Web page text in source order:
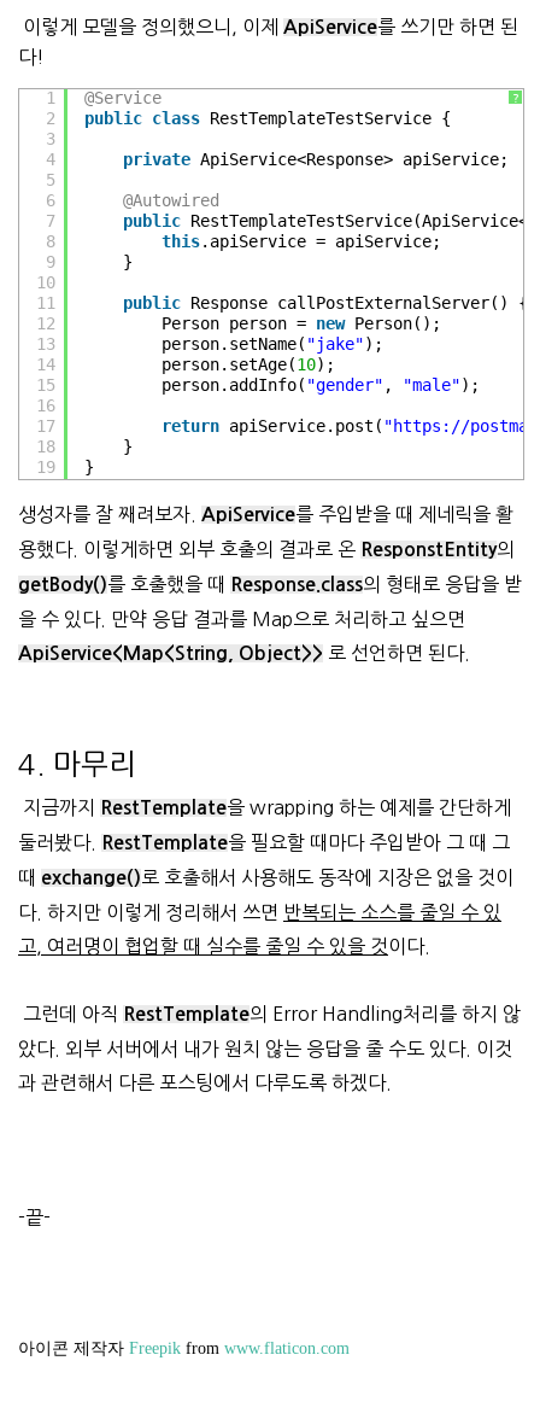
이렇게 모델을 정의했으니, 이제 ApiService를 쓰기만 하면 된
다!
?
1
2
3
4
5
6
7
8
9
10
11
12
13
14
15
16
17
18
19
@Service
public class RestTemplateTestService {
private ApiService<Response> apiService;
@Autowired
public
this.apiService = apiService;
}
public Response callPostExternalServer() {
Person person = new Person();
person.setName( "jake");
person.setAge(10);
person.addInfo( "gender" , "male");
return apiService.post( "https://
}
}
생성자를 잘 째려보자. ApiService를 주입받을 때 제네릭을 활
용했다. 이렇게하면 외부 호출의 결과로 온 ResponstEntity의
getBody()를 호출했을 때 Response.class의 형태로 응답을 받
을 수 있다. 만약 응답 결과를 Map으로 처리하고 싶으면
ApiService<Map<String, Object>> 로 선언하면 된다.
4. 마무리
지금까지 RestTemplate을 wrapping 하는 예제를 간단하게
둘러봤다.
RestTemplate을 필요할 때마다 주입받아 그 때 그
때 exchange() 로 호출해서 사용해도 동작에 지장은 없을 것이
다. 하지만 이렇게 정리해서 쓰면 반복되는 소스를 줄일 수 있
고, 여러명이 협업할 때 실수를 줄일 수 있을 것이다.
그런데 아직 RestTemplate의 Error Handling처리를 하지 않
았다. 외부 서버에서 내가 원치 않는 응답을 줄 수도 있다. 이것
과 관련해서 다른 포스팅에서 다루도록 하겠다.
-끝-
아이콘 제작자 Freepik from www.flaticon.com